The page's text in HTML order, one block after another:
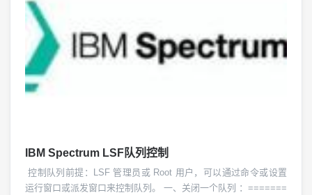
IBM Spectrum LSF队列控制
控制队列前提：LSF 管理员或 Root 用户，可以通过命令或设置
运行窗口或派发窗口来控制队列。 一、关闭一个队列 ：=======